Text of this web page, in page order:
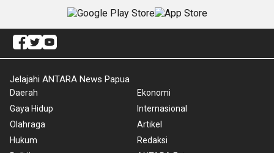
Jelajahi ANTARA News Papua
Daerah
Gaya Hidup
Olahraga
Hukum
Ekonomi
Internasional
Artikel
Redaksi